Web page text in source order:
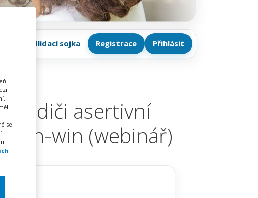
Hlídací sojka Registrace Přihlásit
rodiči asertivní
win-win (webinář)
se